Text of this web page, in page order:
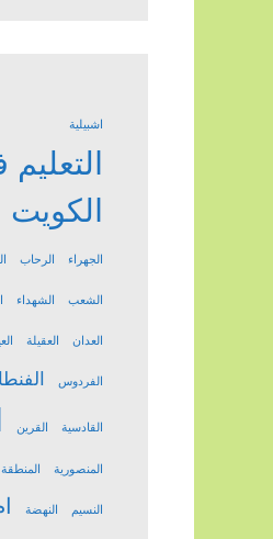
اشبيلية
الكويت
الجهراء الرحاب
الشعب الشهداء
العدان العقيلة
الفردوس
القادسية القرين
المنصورية
النسيم النهضة